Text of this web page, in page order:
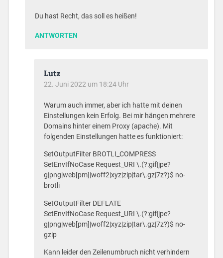
Du hast Recht, das soll es heißen!
ANTWORTEN
Lutz
22. Juni 2022 um 18:24 Uhr
Warum auch immer, aber ich hatte mit deinen
Einstellungen kein Erfolg. Bei mir hängen mehrere
Domains hinter einem Proxy (apache). Mit
folgenden Einstellungen hatte es funktioniert:
SetOutputFilter BROTLI_COMPRESS
SetEnvIfNoCase Request_URI \.(?:gif|jpe?
g|png|web[pm]|woff2|xyz|zip|tar\.gz|7z?)$ no-
brotli
SetOutputFilter DEFLATE
SetEnvIfNoCase Request_URI \.(?:gif|jpe?
g|png|web[pm]|woff2|xyz|zip|tar\.gz|7z?)$ no-
gzip
Kann leider den Zeilenumbruch nicht verhindern